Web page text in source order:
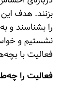
بزنند. هدف
را بشناسند
نشستیم و
فعالیت با
فعالیت را